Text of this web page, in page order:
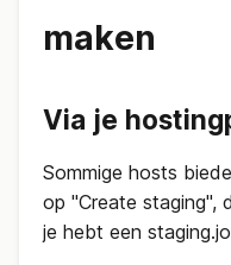
maken
Via je
Sommige hosts
op "Create staging",
je hebt een